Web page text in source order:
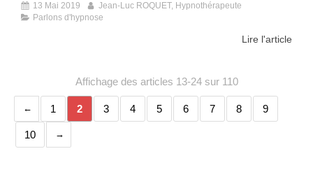
13 Mai 2019
Jean-Luc ROQUET, Hypnothérapeute
Parlons d'hypnose
Lire l'article
Affichage des articles 13-24 sur 110
1 2 3 4 5 6 7 8 9
10